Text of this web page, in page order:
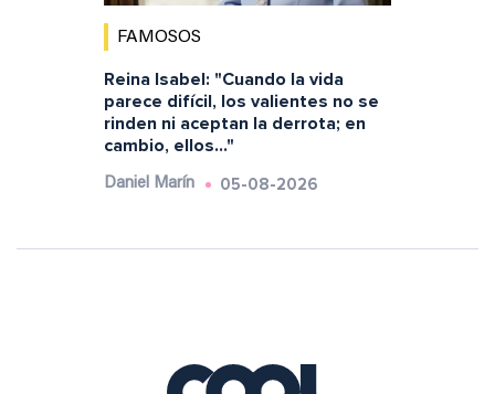
FAMOSOS
Reina Isabel: "Cuando la vida
parece difícil, los valientes no se
rinden ni aceptan la derrota; en
cambio, ellos..."
Daniel Marín 05-08-2026